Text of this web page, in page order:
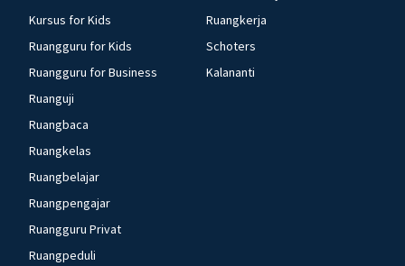
Kursus for Kids
Ruangguru for Kids
Ruangguru for Business
Ruanguji
Ruangbaca
Ruangkelas
Ruangbelajar
Ruangpengajar
Ruangguru Privat
Ruangpeduli
Ruangkerja
Schoters
Kalananti